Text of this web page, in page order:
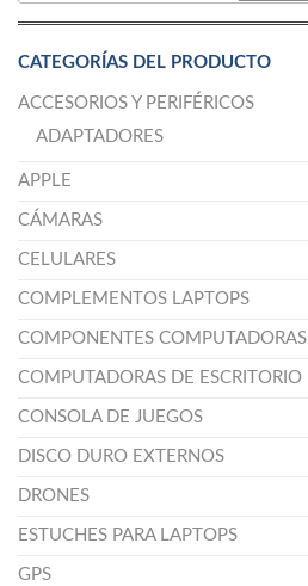
CATEGORÍAS DEL PRODUCTO
ACCESORIOS Y PERIFÉRICOS
ADAPTADORES
APPLE
CÁMARAS
CELULARES
COMPLEMENTOS LAPTOPS
COMPONENTES COMPUTADORAS
COMPUTADORAS DE ESCRITORIO
CONSOLA DE JUEGOS
DISCO DURO EXTERNOS
DRONES
ESTUCHES PARA LAPTOPS
GPS